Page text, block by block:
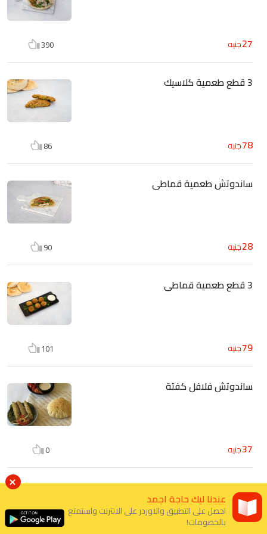
27جنيه 390
3 قطع طعمية كلاسيك
78جنيه 86
ساندوتش طعمية قماطى
28جنيه 90
3 قطع طعمية قماطى
79جنيه 101
ساندوتش فلافل كفتة
37جنيه 0
طبق فلافل كفتة
عندنا ليك حاجة اجمد
احصل على التطبيق والاوردر على الانترنت واستمتع
بالخصومات!